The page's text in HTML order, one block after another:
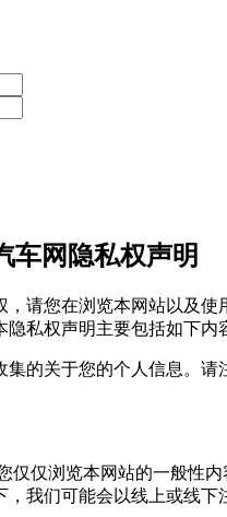
车网隐私权声明
请您在浏览本网站以及使
私权声明主要包括如下
关于您的个人信息。请
仅浏览本网站的一般性内
我们可能会以线上或线下